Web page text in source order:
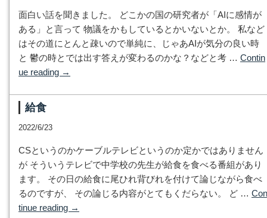
面白い話を聞きました。 どこかの国の研究者が「AIに感情が
ある」と言って 物議をかもしているとかいないとか。 私など
はその道にとんと疎いので単純に、じゃあAIが気分の良い時
と 鬱の時とでは出す答えが変わるのかな？などと考 … Contin
ue reading →
給食
2022/6/23
CSというのかケーブルテレビというのか定かではありません
が そういうテレビで中学校の先生が給食を食べる番組があり
ます。 その日の給食に尾ひれ背びれを付けて論じながら食べ
るのですが、 その論じる内容がとてもくだらない。 ど … Con
tinue reading →